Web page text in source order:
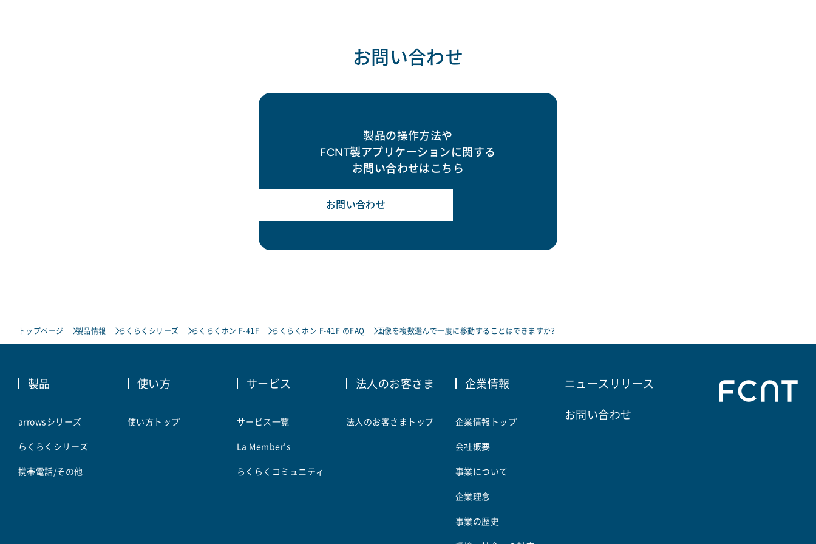
お問い合わせ
製品の操作方法や
FCNT製アプリケーションに関する
お問い合わせはこちら
お問い合わせ
トップページ 製品情報 らくらくシリーズ らくらくホン F-41F らくらくホン F-41F のFAQ 画像を複数選んで一度に移動することはできますか?
製品
arrowsシリーズ
らくらくシリーズ
携帯電話/その他
使い方
使い方トップ
サービス
サービス一覧
La Member's
らくらくコミュニティ
法人のお客さま
法人のお客さまトップ
企業情報
企業情報トップ
会社概要
事業について
企業理念
事業の歴史
ニュースリリース
お問い合わせ